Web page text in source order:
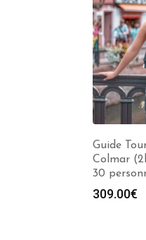
Guide
Colmar
30
309.00€